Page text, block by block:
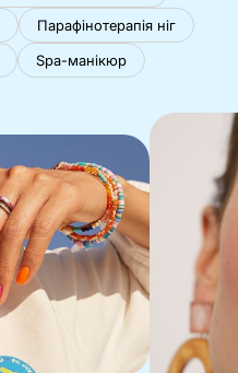
Парафінотерапія ніг
Spa-манікюр